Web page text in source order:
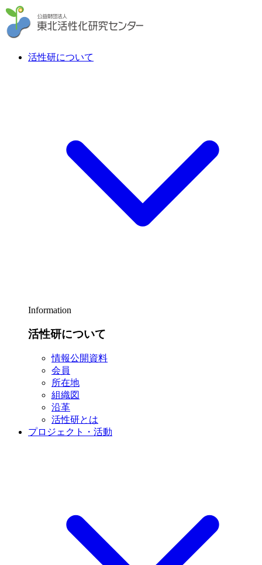
活性研について
Information
活性研について
情報公開資料
会員
所在地
組織図
沿革
活性研とは
プロジェクト・活動